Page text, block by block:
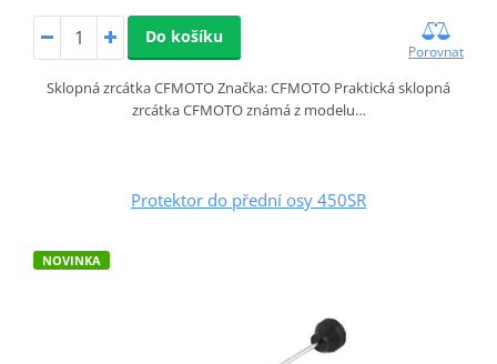
Do košíku
Porovnat
Sklopná zrcátka CFMOTO Značka: CFMOTO Praktická sklopná
zrcátka CFMOTO známá z modelu…
Protektor do přední osy 450SR
NOVINKA